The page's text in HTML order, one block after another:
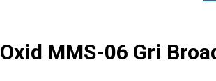
Oxid MMS-06 Gri